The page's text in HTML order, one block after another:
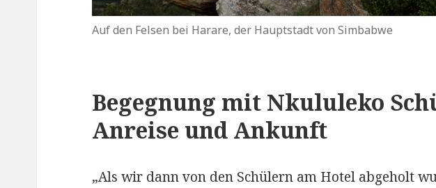
Auf den Felsen bei Harare, der Hauptstadt von Simbabwe
Begegnung mit Nkululeko
Anreise und Ankunft
„Als wir dann von den Schülern am Hotel abgeholt